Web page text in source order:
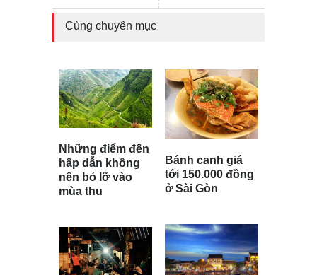
Cùng chuyên mục
Những điểm đến
hấp dẫn không
nên bỏ lỡ vào
mùa thu
Bánh canh giá
tới 150.000 đồng
ở Sài Gòn